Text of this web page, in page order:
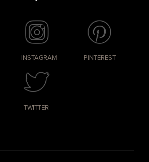
INSTAGRAM PINTEREST
TWITTER